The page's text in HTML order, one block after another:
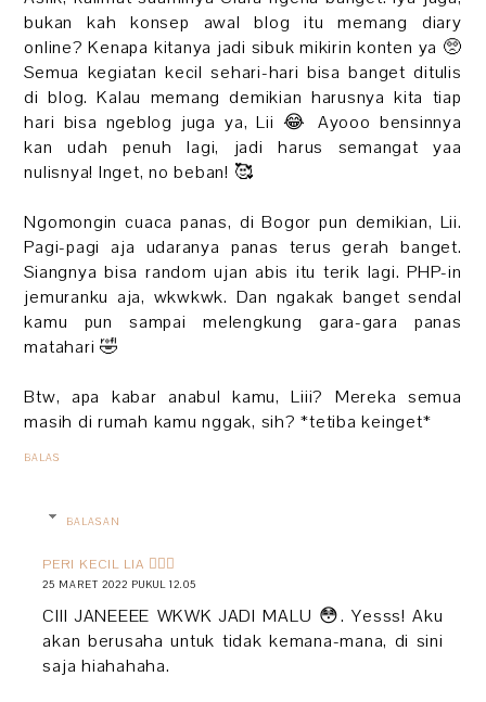
bukan kah konsep awal blog itu memang diary
online? Kenapa kitanya jadi sibuk mikirin konten ya 🥺
Semua kegiatan kecil sehari-hari bisa banget ditulis
di blog. Kalau memang demikian harusnya kita tiap
hari bisa ngeblog juga ya, Lii 😂 Ayooo bensinnya
kan udah penuh lagi, jadi harus semangat yaa
nulisnya! Inget, no beban! 🥰
Ngomongin cuaca panas, di Bogor pun demikian, Lii.
Pagi-pagi aja udaranya panas terus gerah banget.
Siangnya bisa random ujan abis itu terik lagi. PHP-in
jemuranku aja, wkwkwk. Dan ngakak banget sendal
kamu pun sampai melengkung gara-gara panas
matahari 🤣
Btw, apa kabar anabul kamu, Liii? Mereka semua
masih di rumah kamu nggak, sih? *tetiba keinget*
BALAS
BALASAN
PERI KECIL LIA 🧚🏻‍♀️
25 MARET 2022 PUKUL 12.05
CIII JANEEEE WKWK JADI MALU 😳. Yesss! Aku
akan berusaha untuk tidak kemana-mana, di sini
saja hiahahaha.